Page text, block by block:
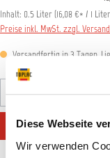
Diese Webseite
Wir verwenden
Inhalt: 0.5 Liter (16,08 €* / 1
Preise inkl. MwSt. zzgl.
Versandfertig in 3 Tagen,
Produkt Anzahl: